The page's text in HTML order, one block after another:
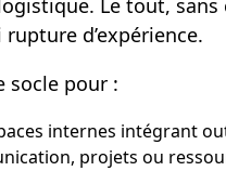
Le tout,
d’expérience.
socle pour :
internes intégrant
projets ou